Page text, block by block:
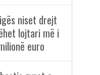
niset drejt
lojtari më i
euro